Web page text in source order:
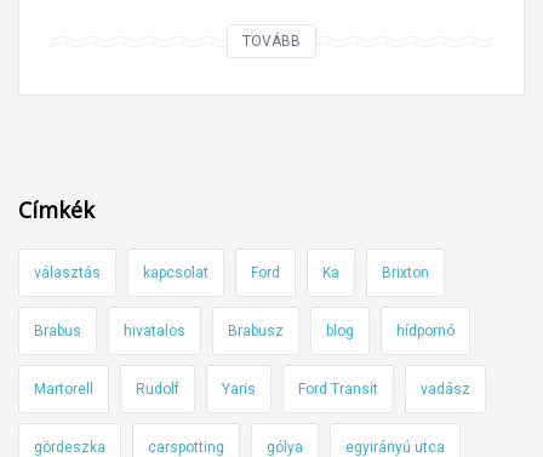
TOVÁBB
g
u
b
e
a
Címkék
választás kapcsolat Ford Ka Brixton
Brabus hivatalos Brabusz blog hídpornó
Martorell Rudolf Yaris Ford Transit vadász
gördeszka carspotting gólya egyirányú utca